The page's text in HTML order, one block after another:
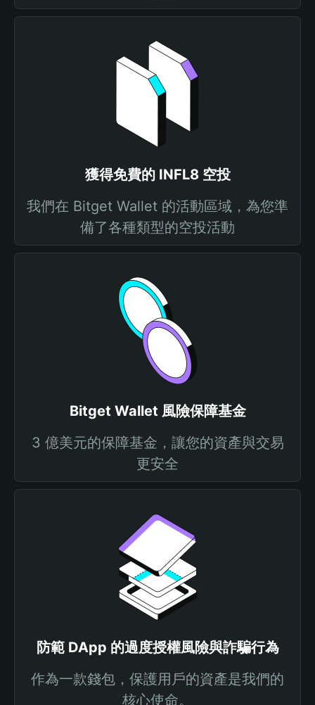
獲得免費的 INFL8 空投
我們在 Bitget Wallet 的活動區域，為您準
備了各種類型的空投活動
Bitget Wallet 風險保障基金
3 億美元的保障基金，讓您的資產與交易
更安全
防範 DApp 的過度授權風險與詐騙行為
作為一款錢包，保護用戶的資產是我們的
核心使命。